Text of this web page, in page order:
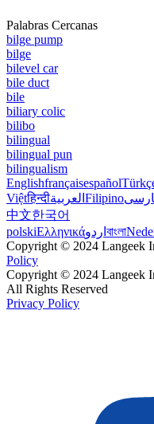
Palabras Cercanas
bilge pump
bilge
bilevel car
bile duct
bile
biliary colic
bilibo
bilingual
bilingual pun
bilingualism
Englishfrançaisespañol
Việtहिन्दीالعربية Filipino
中文한국어
polskiΕλληνικάاردو বাংলা
Copyright © 2024 Langeek
Policy
Copyright © 2024 Langeek
All Rights Reserved
Privacy Policy